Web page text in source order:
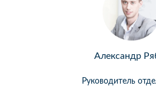
Александр
Руководитель